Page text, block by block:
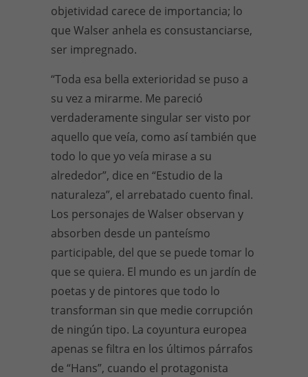
objetividad carece de importancia; lo
que Walser anhela es consustanciarse,
ser impregnado.
“Toda esa bella exterioridad se puso a
su vez a mirarme. Me pareció
verdaderamente singular ser visto por
aquello que veía, como así también que
todo lo que yo veía mirase a su
alrededor”, dice en “Estudio de la
naturaleza”, el arrebatado cuento final.
Los personajes de Walser observan y
absorben desde un panteísmo
participable, del que se puede tomar lo
que se quiera. El mundo es un jardín de
poetas y de pintores que todo lo
transforman sin que medie corrupción
de ningún tipo. La coyuntura europea
apenas se filtra en los últimos párrafos
de “Hans”, cuando el protagonista